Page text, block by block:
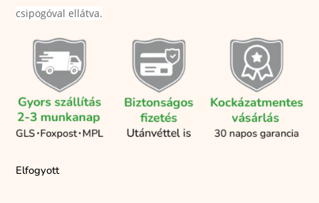
csipogóval ellátva.
Elfogyott